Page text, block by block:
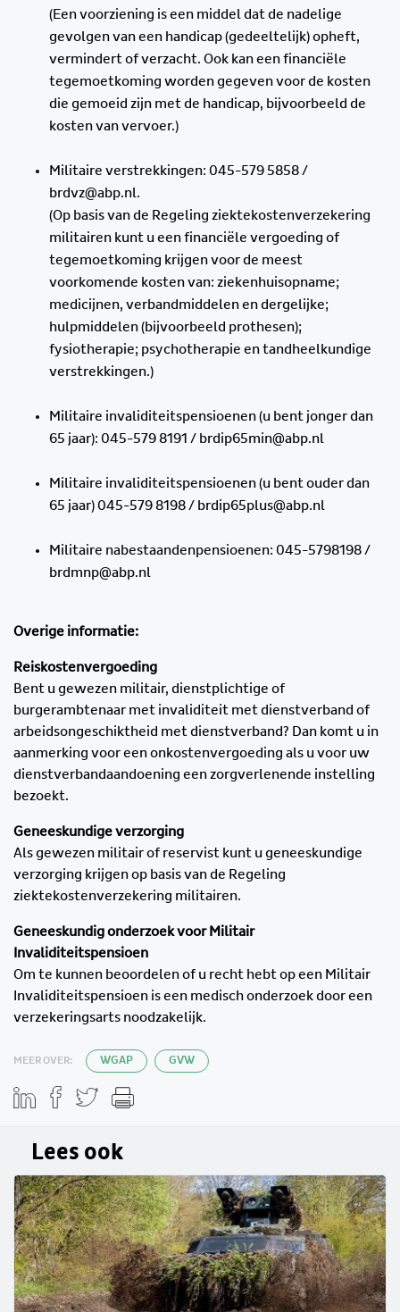
(Een voorziening is een middel dat de nadelige
gevolgen van een handicap (gedeeltelijk) opheft,
vermindert of verzacht. Ook kan een financiële
tegemoetkoming worden gegeven voor de kosten
die gemoeid zijn met de handicap, bijvoorbeeld de
kosten van vervoer.)
Militaire verstrekkingen: 045-579 5858 /
brdvz@abp.nl.
(Op basis van de Regeling ziektekostenverzekering
militairen kunt u een financiële vergoeding of
tegemoetkoming krijgen voor de meest
voorkomende kosten van: ziekenhuisopname;
medicijnen, verbandmiddelen en dergelijke;
hulpmiddelen (bijvoorbeeld prothesen);
fysiotherapie; psychotherapie en tandheelkundige
verstrekkingen.)
Militaire invaliditeitspensioenen (u bent jonger dan
65 jaar): 045-579 8191 / brdip65min@abp.nl
Militaire invaliditeitspensioenen (u bent ouder dan
65 jaar) 045-579 8198 / brdip65plus@abp.nl
Militaire nabestaandenpensioenen: 045-5798198 /
brdmnp@abp.nl
Overige informatie:
Reiskostenvergoeding
Bent u gewezen militair, dienstplichtige of
burgerambtenaar met invaliditeit met dienstverband of
arbeidsongeschiktheid met dienstverband? Dan komt u in
aanmerking voor een onkostenvergoeding als u voor uw
dienstverbandaandoening een zorgverlenende instelling
bezoekt.
Geneeskundige verzorging
Als gewezen militair of reservist kunt u geneeskundige
verzorging krijgen op basis van de Regeling
ziektekostenverzekering militairen.
Geneeskundig onderzoek voor Militair
Invaliditeitspensioen
Om te kunnen beoordelen of u recht hebt op een Militair
Invaliditeitspensioen is een medisch onderzoek door een
verzekeringsarts noodzakelijk.
MEER OVER: WGAP GVW
Lees ook